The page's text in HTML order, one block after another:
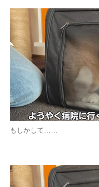
もしかして……